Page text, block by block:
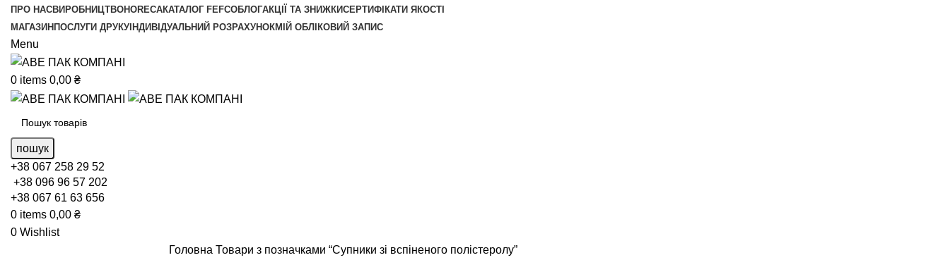
ПРО НАСВИРОБНИЦТВОHORECAКАТАЛОГ FEFCOБЛОГАКЦІЇ ТА ЗНИЖКИСЕРТИФІКАТИ ЯКОСТІ
МАГАЗИН ПОСЛУГИ ДРУКУ ІНДИВІДУАЛЬНИЙ РОЗРАХУНОКМІЙ ОБЛІКОВИЙ ЗАПИС
Menu
0 items 0,00 ₴
пошук
+38 067 258 29 52
+38 096 96 57 202
+38 067 61 63 656
0 items 0,00 ₴
0 Wishlist
Головна Товари з позначками “Супники зі вспіненого полістеролу”